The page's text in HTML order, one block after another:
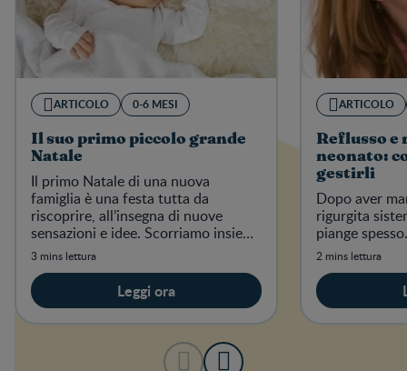
ARTICOLO 0-6 MESI
Il suo primo piccolo grande
Natale
Il primo Natale di una nuova
famiglia è una festa tutta da
riscoprire, all’insegna di nuove
sensazioni e idee. Scorriamo insieme
le più belle.
3 mins lettura
Leggi ora
ARTICOLO
Reflusso
neonato:
gestirli
Dopo aver
rigurgita
piange
2 mins lettura